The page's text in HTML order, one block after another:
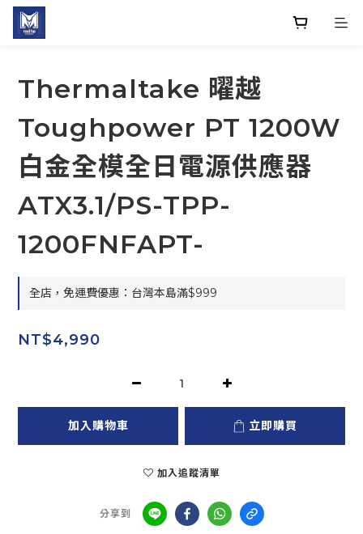
Thermaltake 曜越
Toughpower PT 1200W
白金全模全日電源供應器
ATX3.1/PS-TPP-
1200FNFAPT-
全店，免運費優惠：台灣本島滿$999
NT$4,990
加入購物車 立即購買
加入追蹤清單
分享到